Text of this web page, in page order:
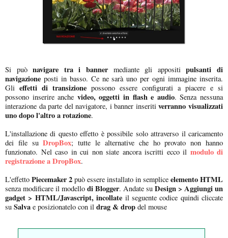
Si puònavigare tra i bannermediante gli appositipulsanti di
navigazione posti in basso. Ce ne sarà uno per ogni immagine inserita.
Gli effetti di transizione possono essere configurati a piacere e si
possono inserire anche video, oggetti in flash e audio. Senza nessuna
interazione da parte del navigatore, i banner inseritiverranno visualizzati
uno dopo l'altro a rotazione.
L'installazione di questo effetto è possibile solo attraverso il caricamento
dei file suDropBox; tutte le alternative che ho provato non hanno
funzionato. Nel caso in cui non siate ancora iscritti ecco il modulo di
registrazione a DropBox.
L'effetto Piecemaker 2 può essere installato in semplice elemento HTML
senza modificare il modello di Blogger. Andate su Design > Aggiungi un
gadget > HTML/Javascript, incollate il seguente codice quindi cliccate
su Salva e posizionatelo con il drag & drop del mouse